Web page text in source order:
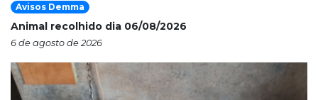
Avisos Demma
Animal recolhido dia 06/08/2026
6 de agosto de 2026